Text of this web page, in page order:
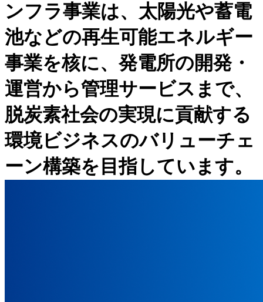
ンフラ事業は、太陽光や蓄電
池などの再生可能エネルギー
事業を核に、発電所の開発・
運営から管理サービスまで、
脱炭素社会の実現に貢献する
環境ビジネスのバリューチェ
ーン構築を目指しています。